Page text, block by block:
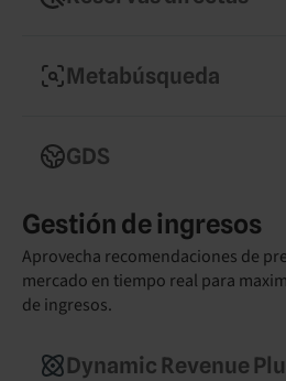
reservas sin comisiones.
Metabúsqueda
Tripadvisor con anuncios
GDS
impulsa tu ocupación entre
Gestión de ingresos
Aprovecha recomendaciones de
mercado en tiempo real para
de ingresos.
Dynamic Revenue